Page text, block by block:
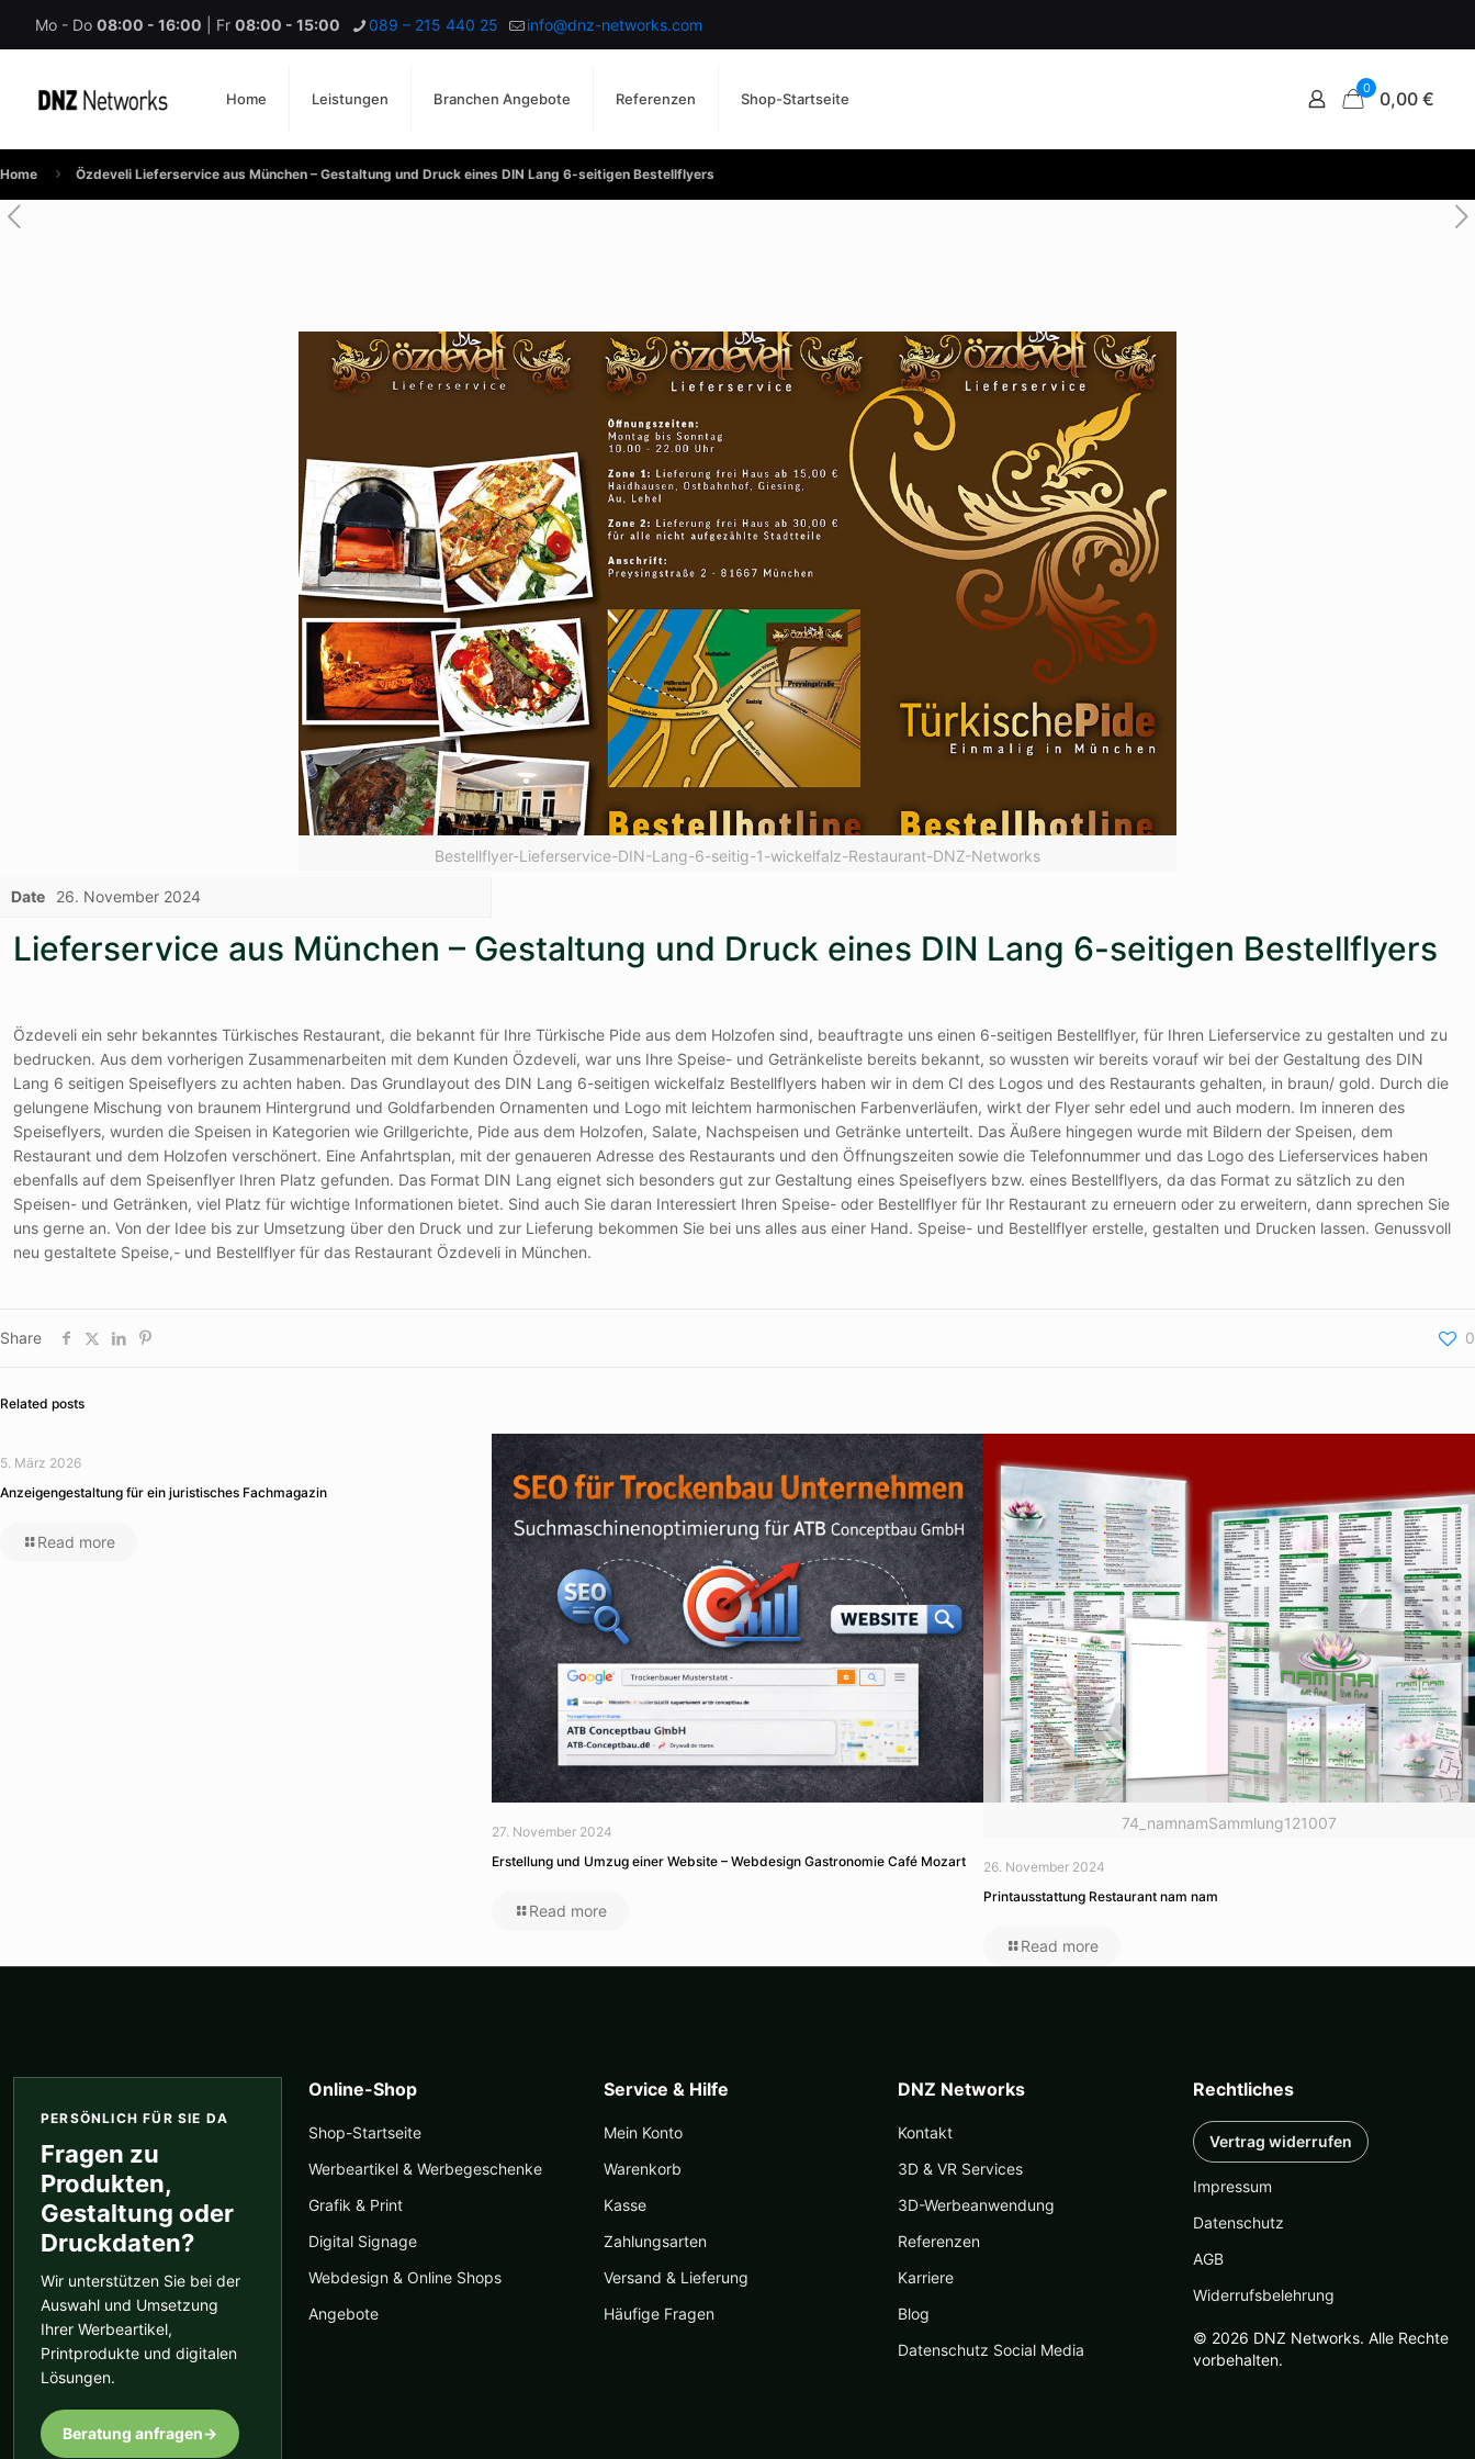
Mo - Do 08:00 - 16:00 | Fr 08:00 - 15:00 089 – 215 440 25 info@dnz-networks.com
Home Leistungen Branchen Angebote Referenzen Shop-Startseite
0 0,00 €
Home Özdeveli Lieferservice aus München – Gestaltung und Druck eines DIN Lang 6-seitigen Bestellflyers
Bestellflyer-Lieferservice-DIN-Lang-6-seitig-1-wickelfalz-Restaurant-DNZ-Networks
Date 26. November 2024
Lieferservice aus München – Gestaltung und Druck eines DIN Lang 6-seitigen Bestellflyers
Özdeveli ein sehr bekanntes Türkisches Restaurant, die bekannt für Ihre Türkische Pide aus dem Holzofen sind, beauftragte uns einen 6-seitigen Bestellflyer, für Ihren Lieferservice zu gestalten und zu
bedrucken. Aus dem vorherigen Zusammenarbeiten mit dem Kunden Özdeveli, war uns Ihre Speise- und Getränkeliste bereits bekannt, so wussten wir bereits vorauf wir bei der Gestaltung des DIN
Lang 6 seitigen Speiseflyers zu achten haben. Das Grundlayout des DIN Lang 6-seitigen wickelfalz Bestellflyers haben wir in dem CI des Logos und des Restaurants gehalten, in braun/ gold. Durch die
gelungene Mischung von braunem Hintergrund und Goldfarbenden Ornamenten und Logo mit leichtem harmonischen Farbenverläufen, wirkt der Flyer sehr edel und auch modern. Im inneren des
Speiseflyers, wurden die Speisen in Kategorien wie Grillgerichte, Pide aus dem Holzofen, Salate, Nachspeisen und Getränke unterteilt. Das Äußere hingegen wurde mit Bildern der Speisen, dem
Restaurant und dem Holzofen verschönert. Eine Anfahrtsplan, mit der genaueren Adresse des Restaurants und den Öffnungszeiten sowie die Telefonnummer und das Logo des Lieferservices haben
ebenfalls auf dem Speisenflyer Ihren Platz gefunden. Das Format DIN Lang eignet sich besonders gut zur Gestaltung eines Speiseflyers bzw. eines Bestellflyers, da das Format zu sätzlich zu den
Speisen- und Getränken, viel Platz für wichtige Informationen bietet. Sind auch Sie daran Interessiert Ihren Speise- oder Bestellflyer für Ihr Restaurant zu erneuern oder zu erweitern, dann sprechen Sie
uns gerne an. Von der Idee bis zur Umsetzung über den Druck und zur Lieferung bekommen Sie bei uns alles aus einer Hand. Speise- und Bestellflyer erstelle, gestalten und Drucken lassen. Genussvoll
neu gestaltete Speise,- und Bestellflyer für das Restaurant Özdeveli in München.
Share 0
Related posts
5. März 2026
Anzeigengestaltung für ein juristisches Fachmagazin
Read more
27. November 2024
Erstellung und Umzug einer Website – Webdesign Gastronomie Café Mozart
Read more
74_namnamSammlung121007
26. November 2024
Printausstattung Restaurant nam nam
Read more
PERSÖNLICH FÜR SIE DA
Fragen zu
Produkten,
Gestaltung oder
Druckdaten?
Wir unterstützen Sie bei der
Auswahl und Umsetzung
Ihrer Werbeartikel,
Printprodukte und digitalen
Lösungen.
Beratung anfragen→
Online-Shop
Shop-Startseite
Werbeartikel & Werbegeschenke
Grafik & Print
Digital Signage
Webdesign & Online Shops
Angebote
Service & Hilfe
Mein Konto
Warenkorb
Kasse
Zahlungsarten
Versand & Lieferung
Häufige Fragen
DNZ Networks
Kontakt
3D & VR Services
3D-Werbeanwendung
Referenzen
Karriere
Blog
Datenschutz Social Media
Rechtliches
Vertrag widerrufen
Impressum
Datenschutz
AGB
Widerrufsbelehrung
© 2026 DNZ Networks. Alle Rechte
vorbehalten.